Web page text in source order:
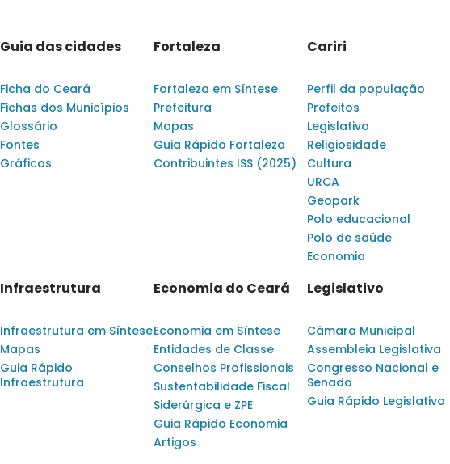
Guia das cidades
Ficha do Ceará
Fichas dos Municípios
Glossário
Fontes
Gráficos
Fortaleza
Fortaleza em Síntese
Prefeitura
Mapas
Guia Rápido Fortaleza
Contribuintes ISS (2025)
Cariri
Perfil da população
Prefeitos
Legislativo
Religiosidade
Cultura
URCA
Geopark
Polo educacional
Polo de saúde
Economia
Infraestrutura
Infraestrutura em Síntese
Mapas
Guia Rápido
Infraestrutura
Economia do Ceará
Economia em Síntese
Entidades de Classe
Conselhos Profissionais
Sustentabilidade Fiscal
Siderúrgica e ZPE
Guia Rápido Economia
Artigos
Legislativo
Câmara Municipal
Assembleia Legislativa
Congresso Nacional e
Senado
Guia Rápido Legislativo